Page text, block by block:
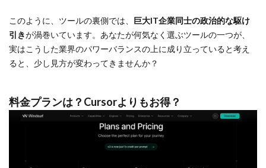
このように、ツールの裏側では、 巨大IT企業同士の政治的な駆け
引きが渦巻いています。あなたが何気なく選ぶツールの一つが、
実はこうした業界のパワーバランスの上に成り立っていると考え
ると、少し見方が変わってきませんか？
料金プランは？Cursorよりもお得？